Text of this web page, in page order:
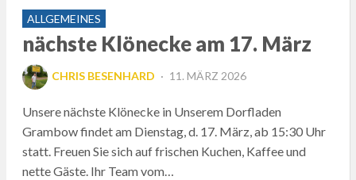
ALLGEMEINES
nächste Klönecke am 17. März
CHRIS BESENHARD
POSTED
11. MÄRZ 2026
Unsere nächste Klönecke in Unserem Dorfladen
Grambow findet am Dienstag, d. 17. März, ab 15:30 Uhr
statt. Freuen Sie sich auf frischen Kuchen, Kaffee und
nette Gäste. Ihr Team vom…